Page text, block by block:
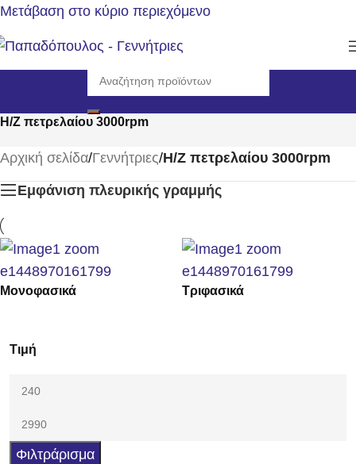
Μετάβαση στο κύριο περιεχόμενο
Η/Ζ πετρελαίου 3000rpm
Τιμή
Φιλτράρισμα
Αρχική σελίδα/Γεννήτριες/Η/Ζ πετρελαίου 3000rpm
Εμφάνιση πλευρικής γραμμής
Μονοφασικά Τριφασικά